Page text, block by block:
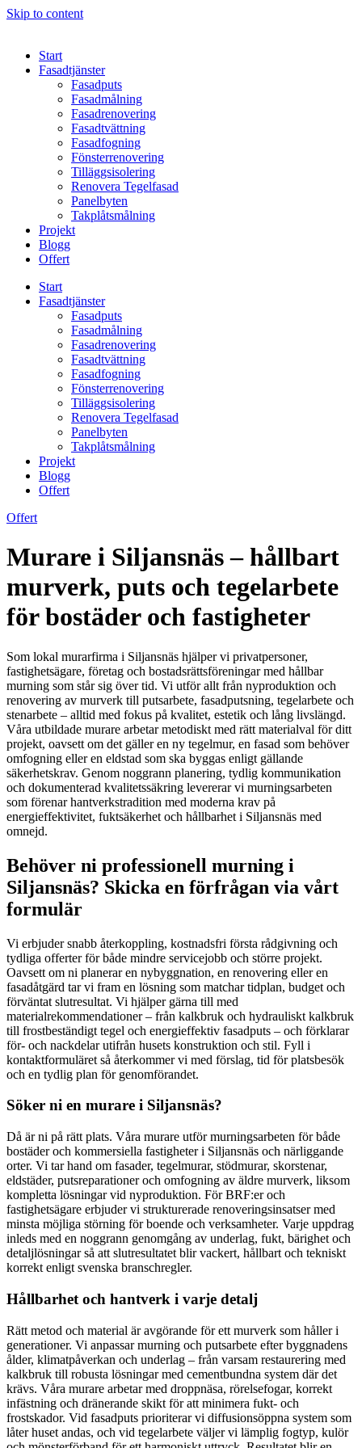
Skip to content
Start
Fasadtjänster
Fasadputs
Fasadmålning
Fasadrenovering
Fasadtvättning
Fasadfogning
Fönsterrenovering
Tilläggsisolering
Renovera Tegelfasad
Panelbyten
Takplåtsmålning
Projekt
Blogg
Offert
Start
Fasadtjänster
Fasadputs
Fasadmålning
Fasadrenovering
Fasadtvättning
Fasadfogning
Fönsterrenovering
Tilläggsisolering
Renovera Tegelfasad
Panelbyten
Takplåtsmålning
Projekt
Blogg
Offert
Offert
Murare i Siljansnäs – hållbart
murverk, puts och tegelarbete
för bostäder och fastigheter
Som lokal murarfirma i Siljansnäs hjälper vi privatpersoner,
fastighetsägare, företag och bostadsrättsföreningar med hållbar
murning som står sig över tid. Vi utför allt från nyproduktion och
renovering av murverk till putsarbete, fasadputsning, tegelarbete och
stenarbete – alltid med fokus på kvalitet, estetik och lång livslängd.
Våra utbildade murare arbetar metodiskt med rätt materialval för ditt
projekt, oavsett om det gäller en ny tegelmur, en fasad som behöver
omfogning eller en eldstad som ska byggas enligt gällande
säkerhetskrav. Genom noggrann planering, tydlig kommunikation
och dokumenterad kvalitetssäkring levererar vi murningsarbeten
som förenar hantverkstradition med moderna krav på
energieffektivitet, fuktsäkerhet och hållbarhet i Siljansnäs med
omnejd.
Behöver ni professionell murning i
Siljansnäs? Skicka en förfrågan via vårt
formulär
Vi erbjuder snabb återkoppling, kostnadsfri första rådgivning och
tydliga offerter för både mindre servicejobb och större projekt.
Oavsett om ni planerar en nybyggnation, en renovering eller en
fasadåtgärd tar vi fram en lösning som matchar tidplan, budget och
förväntat slutresultat. Vi hjälper gärna till med
materialrekommendationer – från kalkbruk och hydrauliskt kalkbruk
till frostbeständigt tegel och energieffektiv fasadputs – och förklarar
för- och nackdelar utifrån husets konstruktion och stil. Fyll i
kontaktformuläret så återkommer vi med förslag, tid för platsbesök
och en tydlig plan för genomförandet.
Söker ni en murare i Siljansnäs?
Då är ni på rätt plats. Våra murare utför murningsarbeten för både
bostäder och kommersiella fastigheter i Siljansnäs och närliggande
orter. Vi tar hand om fasader, tegelmurar, stödmurar, skorstenar,
eldstäder, putsreparationer och omfogning av äldre murverk, liksom
kompletta lösningar vid nyproduktion. För BRF:er och
fastighetsägare erbjuder vi strukturerade renoveringsinsatser med
minsta möjliga störning för boende och verksamheter. Varje uppdrag
inleds med en noggrann genomgång av underlag, fukt, bärighet och
detaljlösningar så att slutresultatet blir vackert, hållbart och tekniskt
korrekt enligt svenska branschregler.
Hållbarhet och hantverk i varje detalj
Rätt metod och material är avgörande för ett murverk som håller i
generationer. Vi anpassar murning och putsarbete efter byggnadens
ålder, klimatpåverkan och underlag – från varsam restaurering med
kalkbruk till robusta lösningar med cementbundna system där det
krävs. Våra murare arbetar med droppnäsa, rörelsefogar, korrekt
infästning och dränerande skikt för att minimera fukt- och
frostskador. Vid fasadputs prioriterar vi diffusionsöppna system som
låter huset andas, och vid tegelarbete väljer vi lämplig fogtyp, kulör